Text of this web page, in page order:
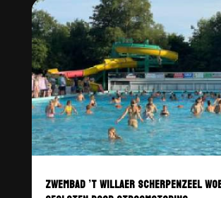
ZWEMBAD ’T WILLAER SCHERPENZEEL